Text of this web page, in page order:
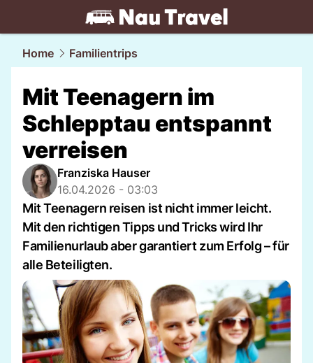
travel.NAU.ch
Home Familientrips
Mit Teenagern im
Schlepptau entspannt
verreisen
Franziska Hauser
16.04.2026 - 03:03
Mit Teenagern reisen ist nicht immer leicht.
Mit den richtigen Tipps und Tricks wird Ihr
Familienurlaub aber garantiert zum Erfolg – für
alle Beteiligten.